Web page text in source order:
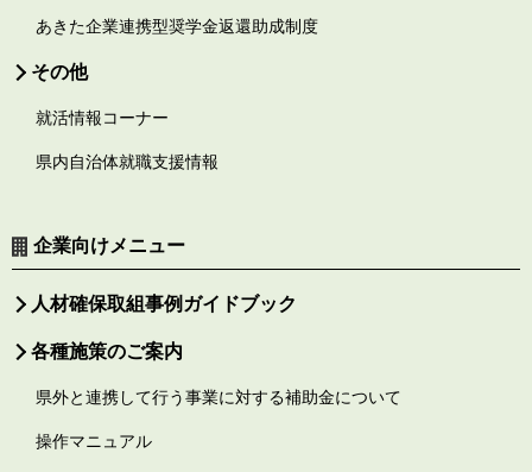
あきた企業連携型奨学金返還助成制度
その他
就活情報コーナー
県内自治体就職支援情報
企業向けメニュー
人材確保取組事例ガイドブック
各種施策のご案内
県外と連携して行う事業に対する補助金について
操作マニュアル